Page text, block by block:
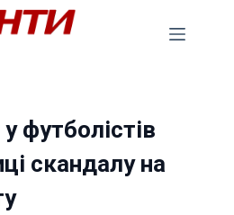
футболістів
скандалу на